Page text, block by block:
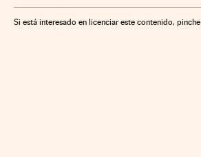
Si está interesado en licenciar este contenido, pinche